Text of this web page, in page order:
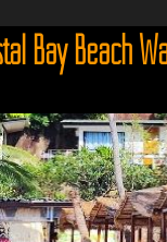
Bay Beach